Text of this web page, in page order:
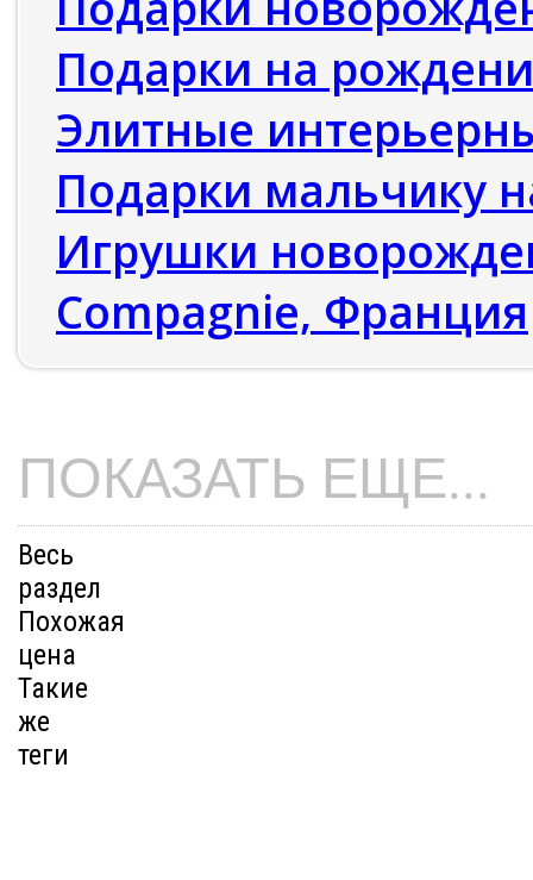
Подарки на
Элитные
Подарки мальчику
Игрушки
Compagnie, Франция
ПОКАЗАТЬ ЕЩЕ...
Весь
раздел
Похожая
цена
Такие
же
теги